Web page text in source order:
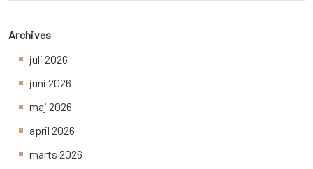
Archives
juli 2026
juni 2026
maj 2026
april 2026
marts 2026